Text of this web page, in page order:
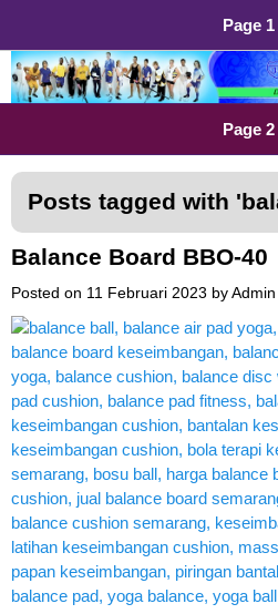
Page 1
Distributor Alat Olahraga
Jual Alat Olahraga Murah,Page 2
Posts tagged with '
Balance Board BBO-40
Posted on 11 Februari 2023 by Admin